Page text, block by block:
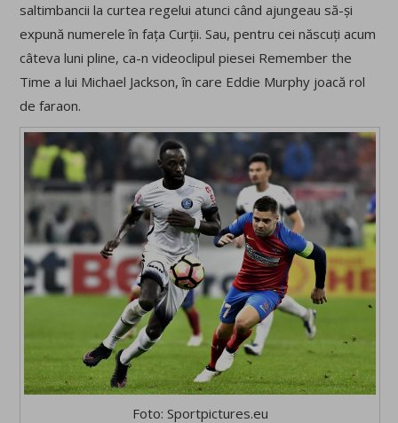
saltimbancii la curtea regelui atunci când ajungeau să-și
expună numerele în fața Curții. Sau, pentru cei născuți acum
câteva luni pline, ca-n videoclipul piesei Remember the
Time a lui Michael Jackson, în care Eddie Murphy joacă rol
de faraon.
Foto: Sportpictures.eu